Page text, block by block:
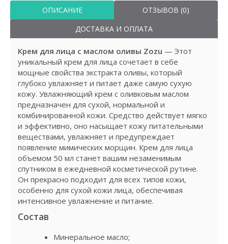
ОПИСАНИЕ
ОТЗЫВОВ (0)
ДОСТАВКА И ОПЛАТА
Крем для лица с маслом оливы Zozu — Этот
уникальный крем для лица сочетает в себе
мощные свойства экстракта оливы, который
глубоко увлажняет и питает даже самую сухую
кожу. Увлажняющий крем с оливковым маслом
предназначен для сухой, нормальной и
комбинированной кожи. Средство действует мягко
и эффективно, оно насыщает кожу питательными
веществами, увлажняет и предупреждает
появление мимических морщин. Крем для лица
объемом 50 мл станет вашим незаменимым
спутником в ежедневной косметической рутине.
Он прекрасно подходит для всех типов кожи,
особенно для сухой кожи лица, обеспечивая
интенсивное увлажнение и питание.
Состав
Минеральное масло;